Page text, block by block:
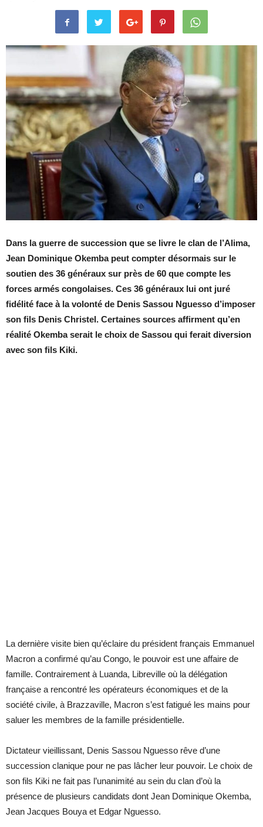
Dans la guerre de succession que se livre le clan de l’Alima,
Jean Dominique Okemba peut compter désormais sur le
soutien des 36 généraux sur près de 60 que compte les
forces armés congolaises. Ces 36 généraux lui ont juré
fidélité face à la volonté de Denis Sassou Nguesso d’imposer
son fils Denis Christel. Certaines sources affirment qu’en
réalité Okemba serait le choix de Sassou qui ferait diversion
avec son fils Kiki.
La dernière visite bien qu’éclaire du président français Emmanuel
Macron a confirmé qu’au Congo, le pouvoir est une affaire de
famille. Contrairement à Luanda, Libreville où la délégation
française a rencontré les opérateurs économiques et de la
société civile, à Brazzaville, Macron s’est fatigué les mains pour
saluer les membres de la famille présidentielle.
Dictateur vieillissant, Denis Sassou Nguesso rêve d’une
succession clanique pour ne pas lâcher leur pouvoir. Le choix de
son fils Kiki ne fait pas l’unanimité au sein du clan d’où la
présence de plusieurs candidats dont Jean Dominique Okemba,
Jean Jacques Bouya et Edgar Nguesso.